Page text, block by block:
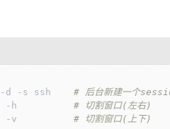
-d -s ssh # 后台新建一个
-h # 切割窗口(左右)
-v # 切割窗口(上下)